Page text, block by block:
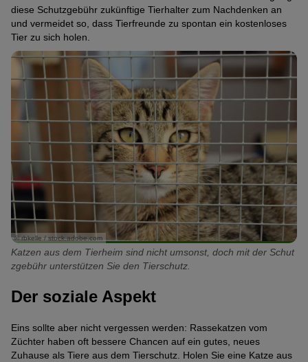
diese Schutzgebühr zukünftige Tierhalter zum Nachdenken an
und vermeidet so, dass Tierfreunde zu spontan ein kostenloses
Tier zu sich holen.
© rbkelle / stock.adobe.com
Katzen aus dem Tierheim sind nicht umsonst, doch mit der Schut
zgebühr unterstützen Sie den Tierschutz.
Der soziale Aspekt
Eins sollte aber nicht vergessen werden: Rassekatzen vom
Züchter haben oft bessere Chancen auf ein gutes, neues
Zuhause als Tiere aus dem Tierschutz. Holen Sie eine Katze aus